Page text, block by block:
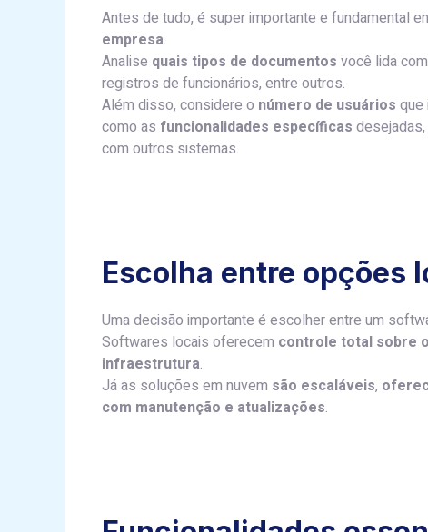
Antes de tudo, é super importante e fundamental
empresa.
Analise quais tipos de documentos você lida com
registros de funcionários, entre outros.
Além disso, considere o número de usuários que
como as funcionalidades específicas
com outros sistemas.
Escolha entre opções
Uma decisão importante é escolher entre um
Softwares locais oferecem controle total sobre
infraestrutura.
Já as soluções em nuvem são escaláveis,
com manutenção e atualizações.